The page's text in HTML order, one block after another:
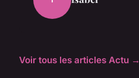
Voir tous les articles Actu →